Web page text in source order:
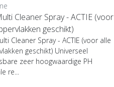
Cleaner Spray - ACTIE (voor
geschikt)
Cleaner Spray - ACTIE (voor alle
geschikt) Universeel
zeer hoogwaardige PH
re...